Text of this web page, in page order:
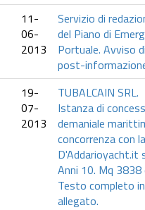
11-
06-
2013
Servizio di
del Piano di
Portuale. Avviso
post-
19-
07-
2013
TUBALCAIN SRL.
Istanza di
demaniale
concorrenza con la
D'Addarioyacht.it
Anni 10. Mq 3838
Testo completo in
allegato.